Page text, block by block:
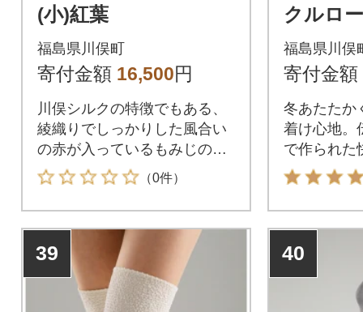
(小)紅葉
福島県川俣町
寄付金額 16,500円
川俣シルクの特徴でもある、
綾織りでしっかりした風合い
の赤が入っているもみじのイ
メージのストールです。
（0件）
クルロ
ふくら
ーター
福島県川俣
寄付金額
冬あたたか
着け心地。
で作られた
39 40